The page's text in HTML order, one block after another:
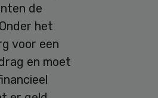
de
het
voor een
en moet